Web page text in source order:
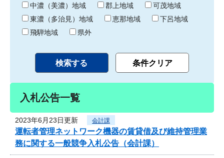
中濃（美濃）地域
郡上地域
可茂地域
東濃（多治見）地域
恵那地域
下呂地域
飛騨地域
県外
入札公告一覧
2023年6月23日更新 会計課
運転者管理ネットワーク機器の賃貸借及び維持管理業
務に関する一般競争入札公告（会計課）